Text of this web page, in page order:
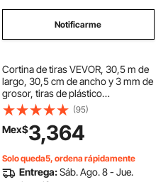
Notificarme
Cortina de tiras VEVOR, 30,5 m de
largo, 30,5 cm de ancho y 3 mm de
grosor, tiras de plástico
transparente y liso para puertas,
rollo de PVC para almacenes,
fábricas, supermercados, centros
comerciales, vestíbulos y garajes.
(95)
Mex$3,364
Solo queda5, ordena rápidamente
Entrega:Sáb. Ago. 8 - Jue.